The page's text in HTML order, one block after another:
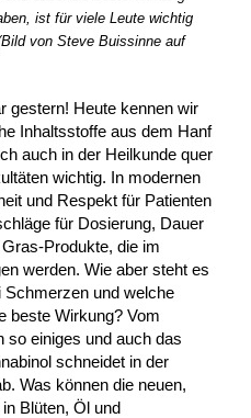
ist für viele Leute wichtig
von Steve Buissinne auf
gestern! Heute kennen wir
Inhaltsstoffe aus dem Hanf
auch in der Heilkunde quer
wichtig. In modernen
und Respekt für Patienten
für Dosierung, Dauer
Produkte, die im
werden. Wie aber steht es
Schmerzen und welche
beste Wirkung? Vom
so einiges und auch das
schneidet in der
Was können die neuen,
Blüten, Öl und